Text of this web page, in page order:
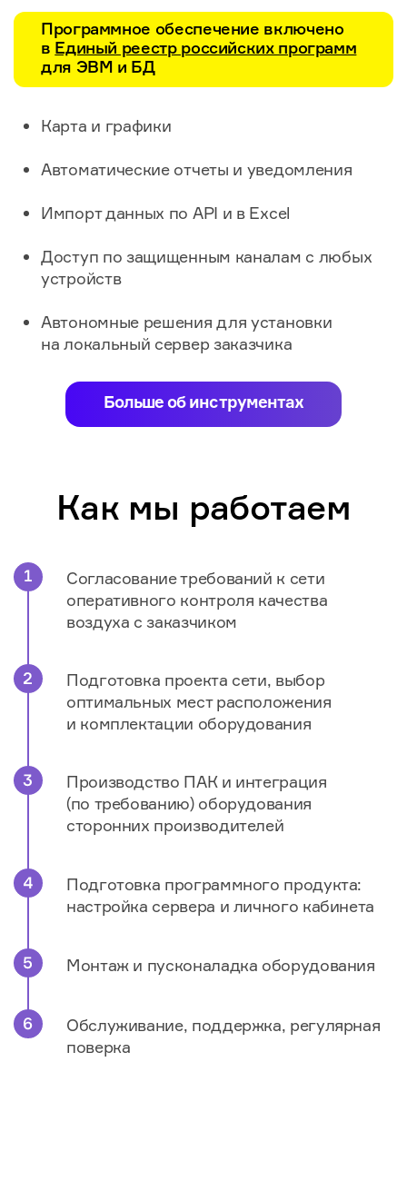
Программное обеспечение включено
в Единый реестр российских программ
для ЭВМ и БД​
Карта и графики
Автоматические отчеты и уведомления
Импорт данных по API и в Excel
Доступ по защищенным каналам с любых
устройств
Автономные решения для установки
на локальный сервер заказчика
Больше об инструментах
Как мы работаем
Согласование требований к сети
оперативного контроля качества
воздуха с заказчиком
Подготовка проекта сети, выбор
оптимальных мест расположения
и комплектации оборудования
Производство ПАК и интеграция
(по требованию) оборудования
сторонних производителей
Подготовка программного продукта:
настройка сервера и личного кабинета
Монтаж и пусконаладка оборудования
Обслуживание, поддержка, регулярная
поверка